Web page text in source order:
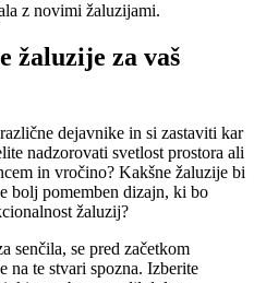
z novimi žaluzijami.
žaluzije za vaš
dejavnike in si zastaviti kar
nadzorovati svetlost prostora ali
in vročino? Kakšne žaluzije bi
bolj pomemben dizajn, ki bo
žaluzij?
senčila, se pred začetkom
na te stvari spozna. Izberite